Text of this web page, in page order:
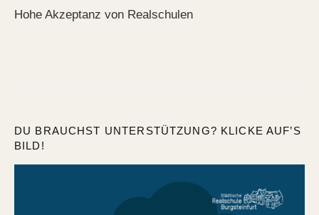
Hohe Akzeptanz von Realschulen
DU BRAUCHST UNTERSTÜTZUNG? KLICKE AUF’S
BILD!